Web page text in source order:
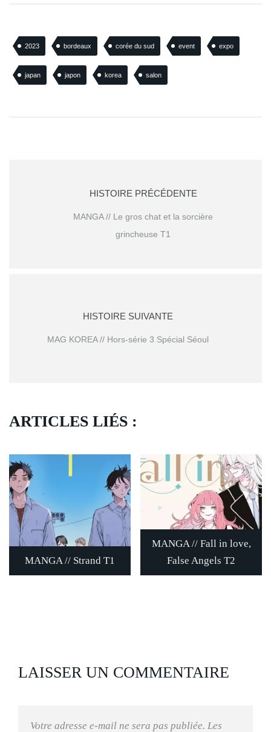
2023 bordeaux corée du sud event expo
japan japon korea salon
HISTOIRE PRÉCÉDENTE
MANGA // Le gros chat et la sorcière
grincheuse T1
HISTOIRE SUIVANTE
MAG KOREA // Hors-série 3 Spécial Séoul
ARTICLES LIÉS :
MANGA // Strand T1
MANGA // Fall in love,
False Angels T2
LAISSER UN COMMENTAIRE
Votre adresse e-mail ne sera pas publiée. Les